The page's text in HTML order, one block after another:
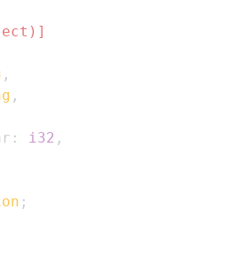
,
,
: i32 ,
;